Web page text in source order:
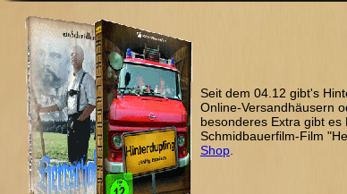
Seit dem 04.12 gibt's
Online-Versandhäusern
besonderes Extra gibt
Schmidbauerfilm-Film
Shop.